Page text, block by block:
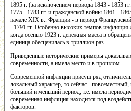
1895 г. (за исключением периода 1843 - 1853
1775 - 1783 гг. и гражданской войны 1861 -
начале XIX в.. Франции - в период
- 1791 гг. Особенно высоких темпов
когда осенью 1923 г. денежная масса в
единица обесценилась в триллион раз.
Приведенные исторические примеры
современности, а имела место и в прошлом.
Современной инфляции присущ ряд
локальный характер, то сейчас -
больший и меньший период, т.е. имела
современная инфляция находится под
факторов.